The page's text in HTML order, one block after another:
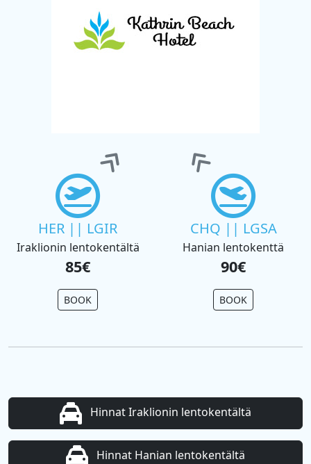
HER || LGIR
Iraklionin lentokentältä
85€
BOOK
CHQ || LGSA
Hanian lentokenttä
90€
BOOK
Hinnat Iraklionin lentokentältä
Hinnat Hanian lentokentältä